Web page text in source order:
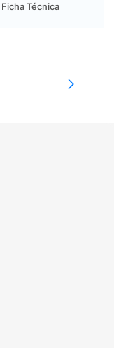
Ficha Técnica